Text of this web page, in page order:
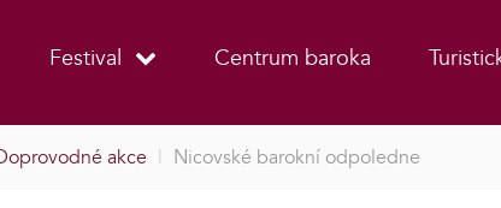
Festival Centrum baroka
akce | Nicovské barokní odpoledne